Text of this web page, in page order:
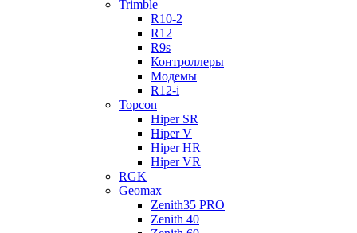
Trimble
R10-2
R12
R9s
Контроллеры
Модемы
R12-i
Topcon
Hiper SR
Hiper V
Hiper HR
Hiper VR
RGK
Geomax
Zenith35 PRO
Zenith 40